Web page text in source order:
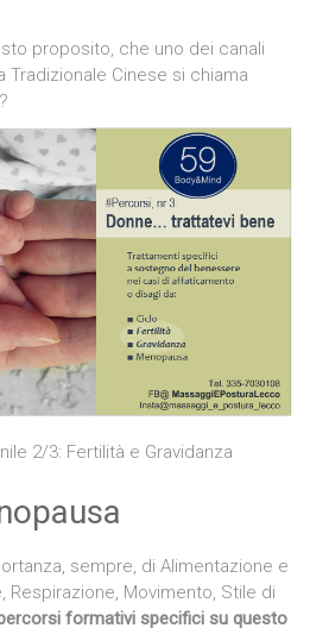
proposito, che uno dei canali
Tradizionale Cinese si chiama
2/3: Fertilità e Gravidanza
sempre, di Alimentazione e
Respirazione, Movimento, Stile di
formativi specifici su questo